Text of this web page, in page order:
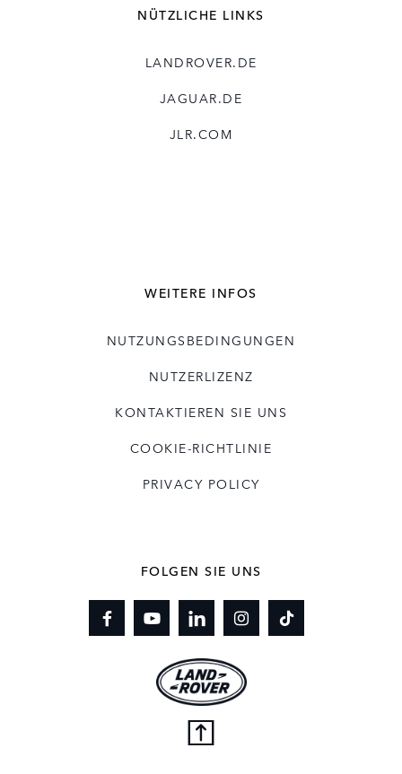
NÜTZLICHE LINKS
LANDROVER.DE
JAGUAR.DE
JLR.COM
WEITERE INFOS
NUTZUNGSBEDINGUNGEN
NUTZERLIZENZ
KONTAKTIEREN SIE UNS
COOKIE-RICHTLINIE
PRIVACY POLICY
FOLGEN SIE UNS